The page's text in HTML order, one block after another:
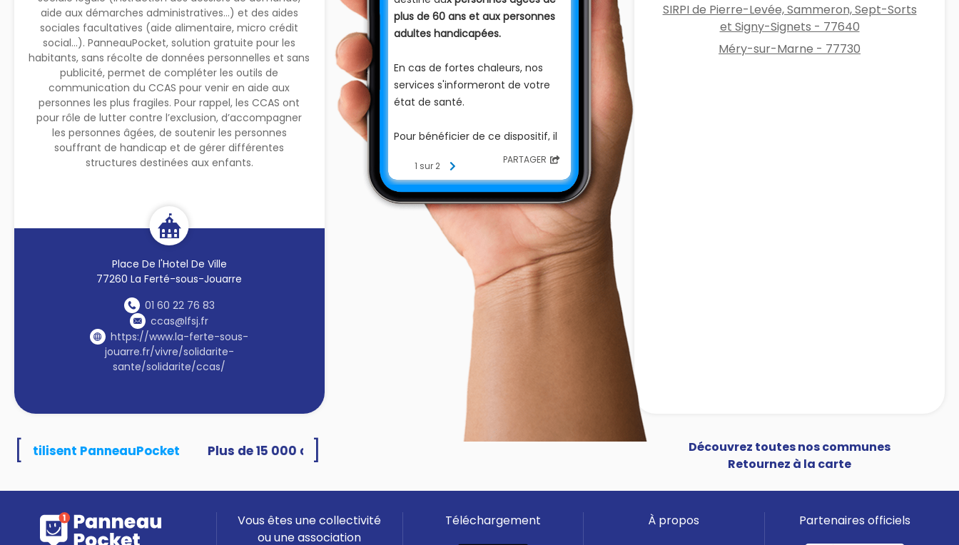
aide aux démarches administratives…) et des aides
sociales facultatives (aide alimentaire, micro crédit
social…). PanneauPocket, solution gratuite pour les
habitants, sans récolte de données personnelles et sans
publicité, permet de compléter les outils de
communication du CCAS pour venir en aide aux
personnes les plus fragiles. Pour rappel, les CCAS ont
pour rôle de lutter contre l’exclusion, d’accompagner
les personnes âgées, de soutenir les personnes
souffrant de handicap et de gérer différentes
structures destinées aux enfants.
Place De l'Hotel De Ville
77260 La Ferté-sous-Jouarre
01 60 22 76 83
ccas@lfsj.fr
https://www.la-ferte-sous-
jouarre.fr/vivre/solidarite-
sante/solidarite/ccas/
plus de 60 ans et aux personnes
adultes handicapées.
En cas de fortes chaleurs, nos
services s'informeront de votre
état de santé.
Pour bénéficier de ce dispositif, il
une
inscription
pour laquelle, il vous
sera demandé :
- votre pièce d'identité,
- un justificatif de domicile,
- les coordonnées d'une
personne à contacter en cas
d'urgence (nom, prénom, adresse
et numéro de téléphone).
Cette inscription peut être
soi-même ou par
une personne de votre choix,
directement au CCAS
site Internet de la Ville
renseignement
pouvez contacter le
1 sur 2 PARTAGER
SIRPI de Pierre-Levée, Sammeron, Sept-Sorts
et Signy-Signets - 77640
Méry-sur-Marne - 77730
utilisent PanneauPocket
Découvrez toutes nos communes
Retournez à la carte
Vous êtes une collectivité
ou une association
Téléchargement
À propos
Partenaires officiels